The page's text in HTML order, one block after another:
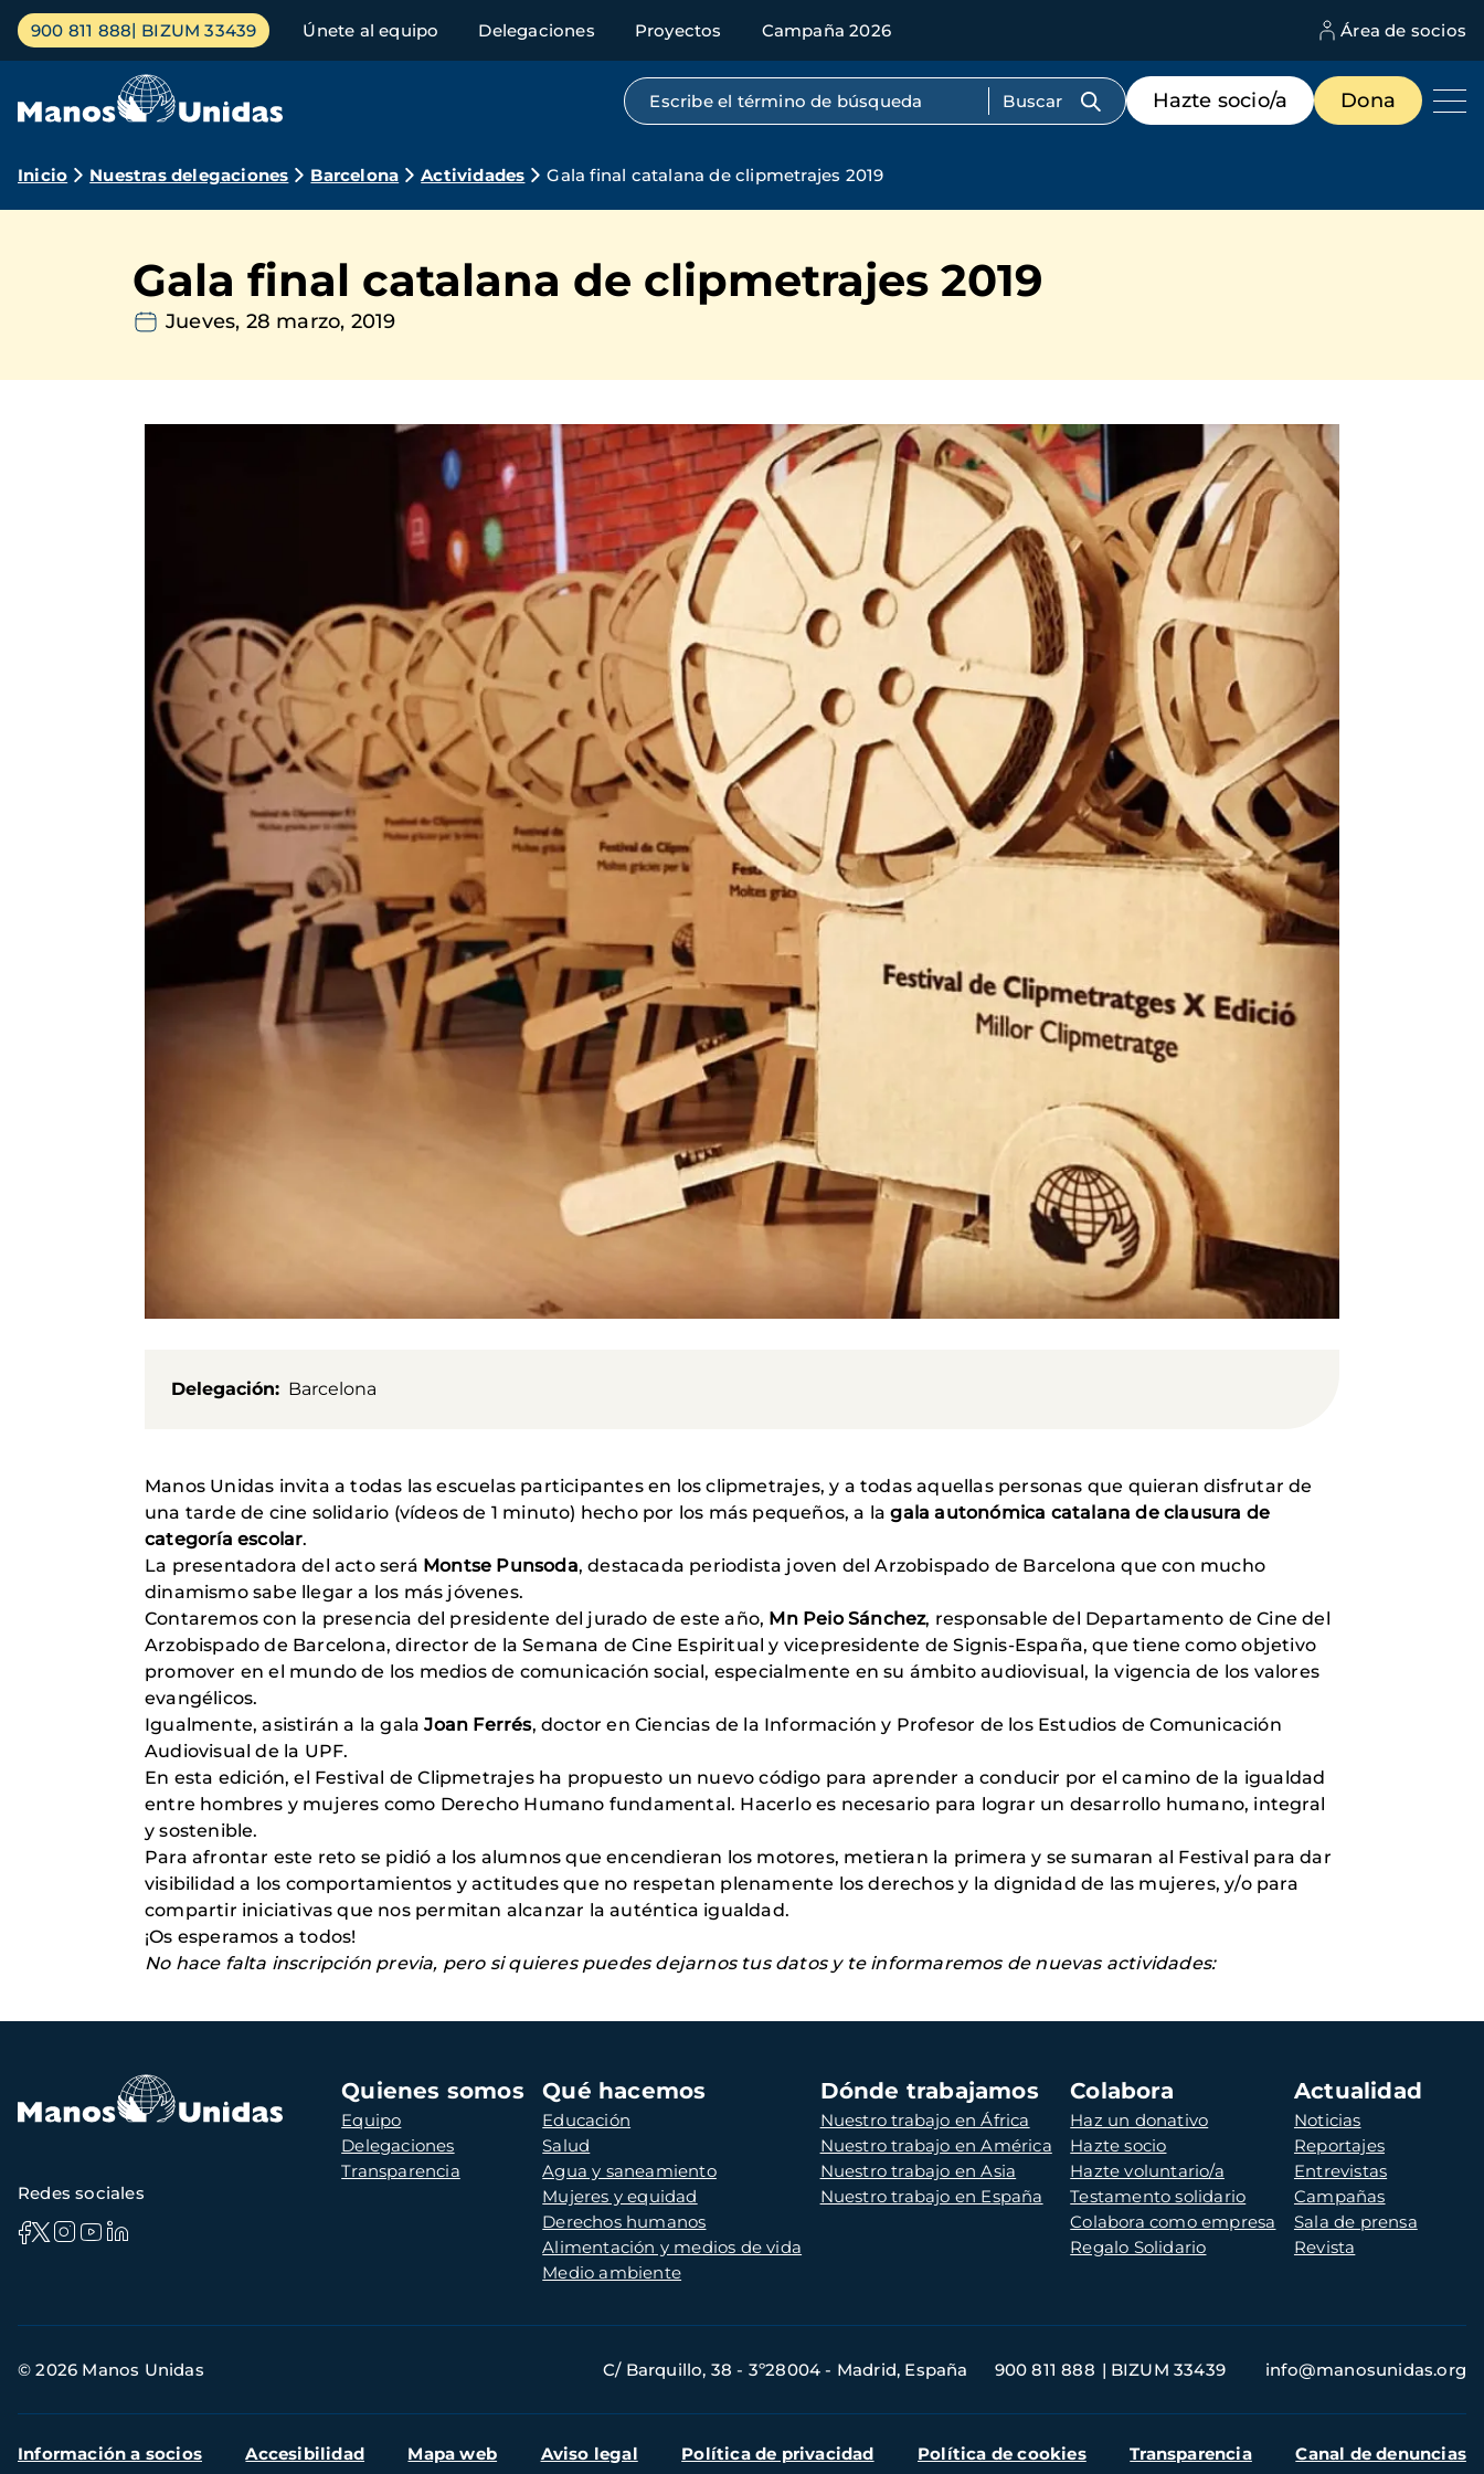
Pasar
contenido
Menú
principal
900 811 888 BIZUM 33439 Únete al equipo Delegaciones Proyectos Campaña 2026 Área de socios
Búsqueda por texto completo
Menú
de
destacados
Hazte socio/a Dona
Ruta
navegación
Inicio Nuestras delegaciones Barcelona Actividades Gala final catalana de clipmetrajes 2019
Gala final catalana de clipmetrajes 2019
Jueves, 28 marzo, 2019
Delegación Barcelona
Manos Unidas invita a todas las escuelas participantes en los clipmetrajes, y a todas aquellas personas que quieran disfrutar de
una tarde de cine solidario (vídeos de 1 minuto) hecho por los más pequeños, a lagala autonómica catalana de clausura de
categoría escolar.
La presentadora del acto será Montse Punsoda, destacada periodista joven del Arzobispado de Barcelona que con mucho
dinamismo sabe llegar a los más jóvenes.
Contaremos con la presencia del presidente del jurado de este año, Mn Peio Sánchez, responsable del Departamento de Cine del
Arzobispado de Barcelona, ​​director de la Semana de Cine Espiritual y vicepresidente de Signis-España, que tiene como objetivo
promover en el mundo de los medios de comunicación social, especialmente en su ámbito audiovisual, la vigencia de los valores
evangélicos.
Igualmente, asistirán a la gala Joan Ferrés, doctor en Ciencias de la Información y Profesor de los Estudios de Comunicación
Audiovisual de la UPF.
En esta edición, el Festival de Clipmetrajes ha propuesto un nuevo código para aprender a conducir por el camino de la igualdad
entre hombres y mujeres como Derecho Humano fundamental. Hacerlo es necesario para lograr un desarrollo humano, integral
y sostenible.
Para afrontar este reto se pidió a los alumnos que encendieran los motores, metieran la primera y se sumaran al Festival para dar
visibilidad a los comportamientos y actitudes que no respetan plenamente los derechos y la dignidad de las mujeres, y/o para
compartir iniciativas que nos permitan alcanzar la auténtica igualdad.
¡Os esperamos a todos!
No hace falta inscripción previa, pero si quieres puedes dejarnos tus datos y te informaremos de nuevas actividades:
Navegación
principal
Quienes somos
Equipo
Delegaciones
Transparencia
Qué hacemos
Educación
Salud
Agua y saneamiento
Mujeres y equidad
Derechos humanos
Alimentación y medios de vida
Medio ambiente
Dónde trabajamos
Nuestro trabajo en África
Nuestro trabajo en América
Nuestro trabajo en Asia
Nuestro trabajo en España
Colabora
Haz un donativo
Hazte socio
Hazte voluntario/a
Testamento solidario
Colabora como empresa
Regalo Solidario
Actualidad
Noticias
Reportajes
Entrevistas
Campañas
Sala de prensa
Revista
Redes sociales
de
© 2026 Manos Unidas C/ Barquillo, 38 - 3º28004 - Madrid, España 900 811 888 BIZUM 33439 info@manosunidas.org
Menú
Información a socios Accesibilidad Mapa web Aviso legal Política de privacidad Política de cookies Transparencia Canal de denuncias